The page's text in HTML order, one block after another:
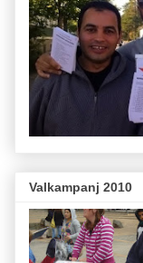
Valkampanj 2010